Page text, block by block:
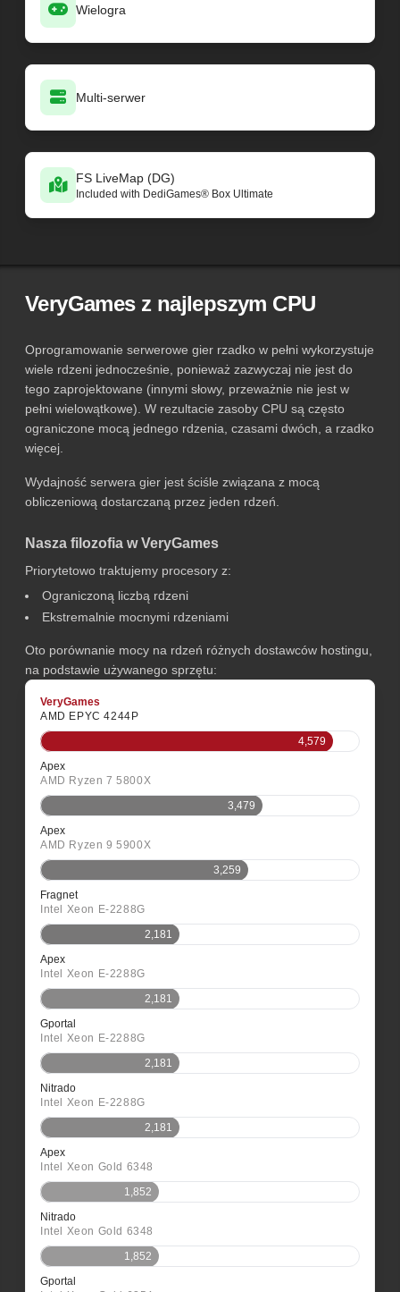
Wielogra
Multi-serwer
FS LiveMap (DG)
Included with DediGames® Box Ultimate
VeryGames z najlepszym CPU
Oprogramowanie serwerowe gier rzadko w pełni wykorzystuje
wiele rdzeni jednocześnie, ponieważ zazwyczaj nie jest do
tego zaprojektowane (innymi słowy, przeważnie nie jest w
pełni wielowątkowe). W rezultacie zasoby CPU są często
ograniczone mocą jednego rdzenia, czasami dwóch, a rzadko
więcej.
Wydajność serwera gier jest ściśle związana z mocą
obliczeniową dostarczaną przez jeden rdzeń.
Nasza filozofia w VeryGames
Priorytetowo traktujemy procesory z:
Ograniczoną liczbą rdzeni
Ekstremalnie mocnymi rdzeniami
Oto porównanie mocy na rdzeń różnych dostawców hostingu,
na podstawie używanego sprzętu:
VeryGames
AMD EPYC 4244P
4,579
Apex
AMD Ryzen 7 5800X
3,479
Apex
AMD Ryzen 9 5900X
3,259
Fragnet
Intel Xeon E-2288G
2,181
Apex
Intel Xeon E-2288G
2,181
Gportal
Intel Xeon E-2288G
2,181
Nitrado
Intel Xeon E-2288G
2,181
Apex
Intel Xeon Gold 6348
1,852
Nitrado
Intel Xeon Gold 6348
1,852
Gportal